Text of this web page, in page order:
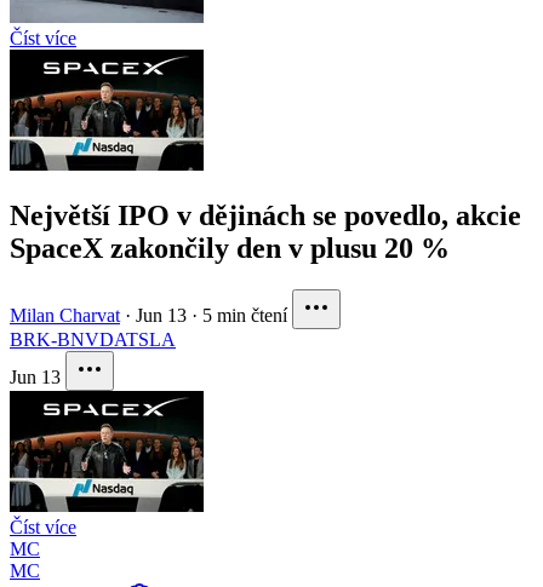
Číst více
Největší IPO v dějinách se povedlo, akcie
SpaceX zakončily den v plusu 20 %
Milan Charvat · Jun 13 · 5 min čtení
BRK-BNVDATSLA
Jun 13
Číst více
MC
MC